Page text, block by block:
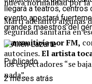
nueva normalidad por la
Marti adelantó algunas
seguridad sanitaria en
transmitiría por FM,
autocines.El artista
los espectadores “se
nada”.
llegará a teatros,
evento apostará
grandes maestros del
Publicado
2 meses atrás